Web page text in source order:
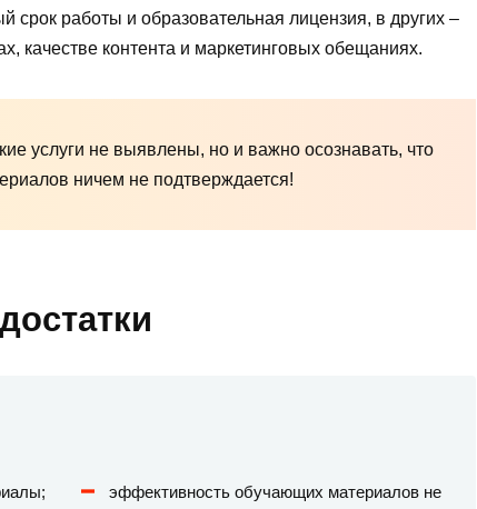
инвестирования в сети?
в оценках?
последнего года
перед покупкой?
срок работы и образовательная лицензия, в других –
качестве контента и маркетинговых обещаниях.
услуги не выявлены, но и важно осознавать, что
ничем не подтверждается!
эффективность обучающих материалов не